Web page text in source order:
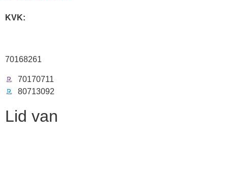
KVK:
70168261
70170711
80713092
Lid van